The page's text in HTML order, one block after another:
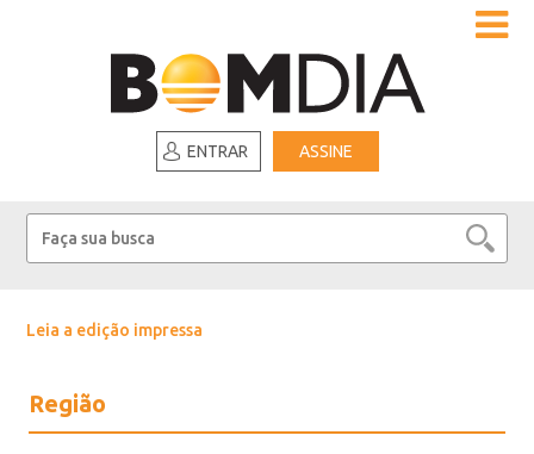
ENTRAR ASSINE
Leia a edição impressa
Região